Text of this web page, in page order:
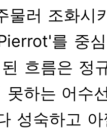
물러 조화
를 중
흐름은 정
하는 어수
성숙하고